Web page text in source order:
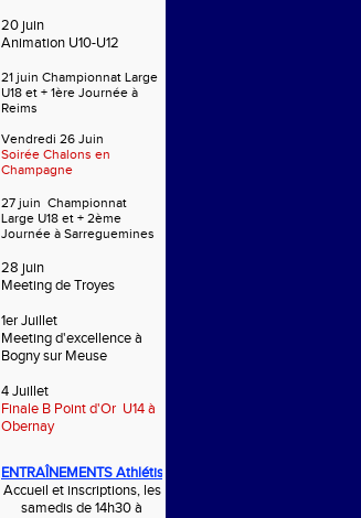
20 juin
Animation U10-U12
21 juin Championnat Large
U18 et + 1ère Journée à
Reims
Vendredi 26 Juin
Soirée Chalons en
Champagne
27 juin Championnat
Large U18 et + 2ème
Journée à Sarreguemines
28 juin
Meeting de Troyes
1er Juillet
Meeting d'excellence à
Bogny sur Meuse
4 Juillet
Finale B Point d'Or U14 à
Obernay
ENTRAÎNEMENTSAthlétisme
Accueil et inscriptions, les
samedis de 14h30 à